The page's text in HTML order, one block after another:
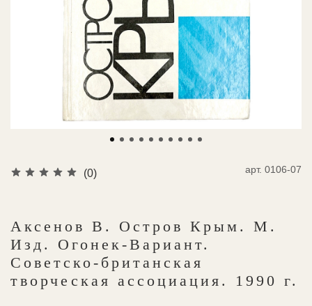
(0) арт. 0106-07
Аксенов В. Остров Крым. М.
Изд. Огонек-Вариант.
Советско-британская
творческая ассоциация. 1990 г.